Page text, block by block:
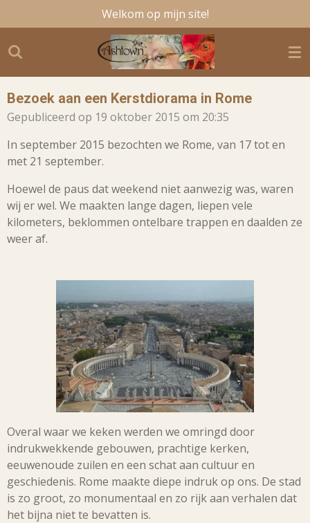
direct
naar
hoofdinhoud
Welkom op mijn site!
Bezoek aan een Kerstdiorama in Rome
Gepubliceerd op 19 oktober 2015 om 20:35
In september 2015 bezochten we Rome, van 17 tot en
met 21 september.
Hoewel de paus dat weekend niet aanwezig was, waren
wij er wel. We maakten lange dagen, liepen vele
kilometers, beklommen ontelbare trappen en daalden ze
weer af.
Overal waar we keken werden we omringd door
indrukwekkende gebouwen, prachtige kerken,
eeuwenoude zuilen en een schat aan cultuur en
geschiedenis. Rome maakte diepe indruk op ons. De stad
is zo groot, zo monumentaal en zo rijk aan verhalen dat
het bijna niet te bevatten is.